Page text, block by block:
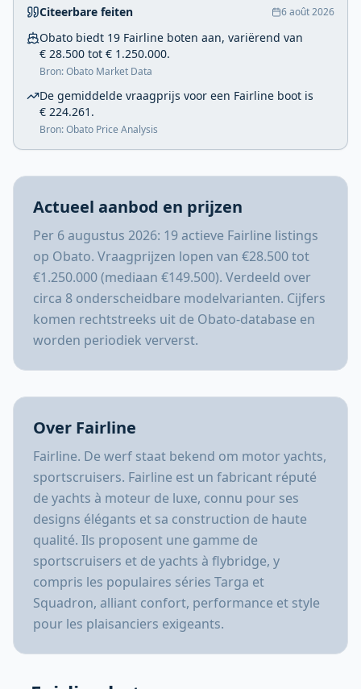
Citeerbare feiten 6 août 2026
Obato biedt 19 Fairline boten aan, variërend van
€ 28.500 tot € 1.250.000.
Bron: Obato Market Data
De gemiddelde vraagprijs voor een Fairline boot is
€ 224.261.
Bron: Obato Price Analysis
Actueel aanbod en prijzen
Per 6 augustus 2026: 19 actieve Fairline listings
op Obato. Vraagprijzen lopen van €28.500 tot
€1.250.000 (mediaan €149.500). Verdeeld over
circa 8 onderscheidbare modelvarianten. Cijfers
komen rechtstreeks uit de Obato-database en
worden periodiek ververst.
Over Fairline
Fairline. De werf staat bekend om motor yachts,
sportscruisers. Fairline est un fabricant réputé
de yachts à moteur de luxe, connu pour ses
designs élégants et sa construction de haute
qualité. Ils proposent une gamme de
sportscruisers et de yachts à flybridge, y
compris les populaires séries Targa et
Squadron, alliant confort, performance et style
pour les plaisanciers exigeants.